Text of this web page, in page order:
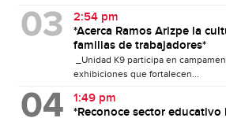
2:54 pm
*Acerca Ramos Arizpe la
familias de trabajadores*
_Unidad K9 participa en
exhibiciones que fortalecen...
1:49 pm
*Reconoce sector